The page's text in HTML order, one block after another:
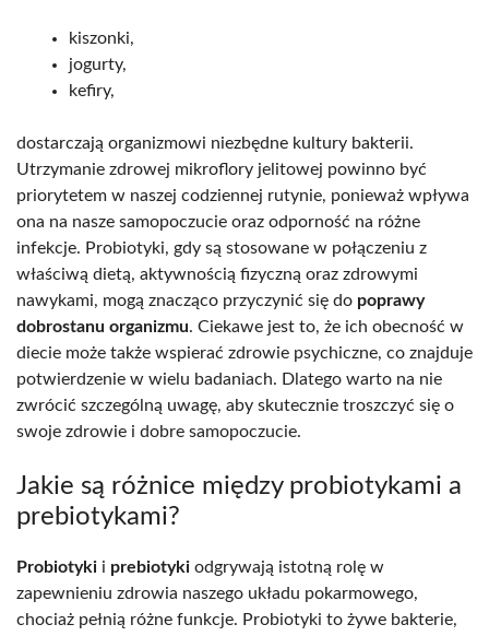
kiszonki,
jogurty,
kefiry,
dostarczają organizmowi niezbędne kultury bakterii.
Utrzymanie zdrowej mikroflory jelitowej powinno być
priorytetem w naszej codziennej rutynie, ponieważ wpływa
ona na nasze samopoczucie oraz odporność na różne
infekcje. Probiotyki, gdy są stosowane w połączeniu z
właściwą dietą, aktywnością fizyczną oraz zdrowymi
nawykami, mogą znacząco przyczynić się do poprawy
dobrostanu organizmu. Ciekawe jest to, że ich obecność w
diecie może także wspierać zdrowie psychiczne, co znajduje
potwierdzenie w wielu badaniach. Dlatego warto na nie
zwrócić szczególną uwagę, aby skutecznie troszczyć się o
swoje zdrowie i dobre samopoczucie.
Jakie są różnice między probiotykami a
prebiotykami?
Probiotyki i prebiotyki odgrywają istotną rolę w
zapewnieniu zdrowia naszego układu pokarmowego,
chociaż pełnią różne funkcje. Probiotyki to żywe bakterie,